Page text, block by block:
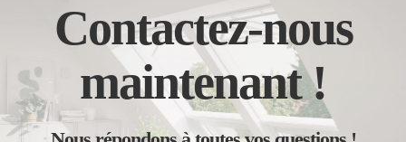
Contactez-nous
maintenant !